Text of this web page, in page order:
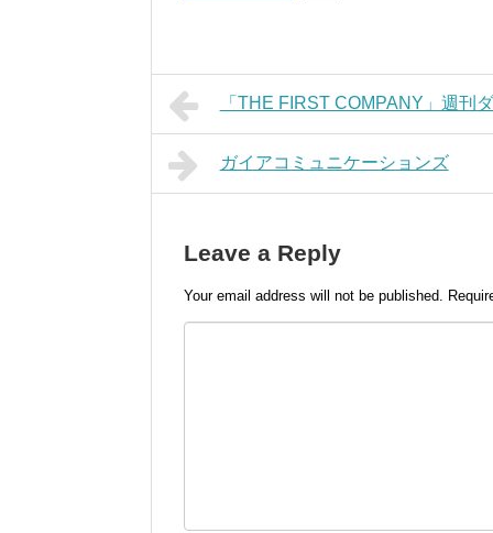
「THE FIRST COMPANY」週刊
ガイアコミュニケーションズ
Leave a Reply
Your email address will not be published.